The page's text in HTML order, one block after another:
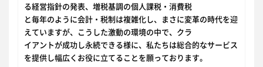
る経営指針の発表、増税基調の個人課税・消費税
と毎年のように会計・税制は複雑化し、まさに変革の時代を迎
えていますが、こうした激動の環境の中で、クラ
イアントが成功し永続できる様に、私たちは総合的なサービス
を提供し幅広くお役に立てることを願っております。